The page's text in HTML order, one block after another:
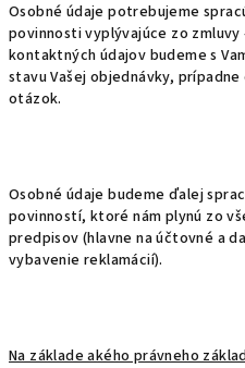
Osobné údaje potrebujeme
povinnosti vyplývajúce zo zmluvy
kontaktných údajov budeme s
stavu Vašej objednávky,
otázok.
Osobné údaje budeme ďalej
povinností, ktoré nám plynú zo
predpisov (hlavne na účtovné a
vybavenie reklamácií).
Na základe akého právneho